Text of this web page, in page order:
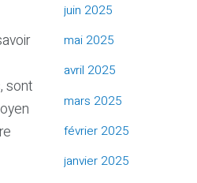
sont
juin 2025
mai 2025
avril 2025
mars 2025
février 2025
janvier 2025